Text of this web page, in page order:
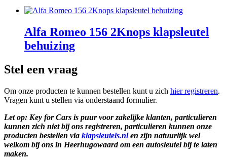
Alfa Romeo 156 2Knops klapsleutel
behuizing
Stel een vraag
Om onze producten te kunnen bestellen kunt u zich hier registreren.
Vragen kunt u stellen via onderstaand formulier.
Let op: Key for Cars is puur voor zakelijke klanten, particulieren
kunnen zich niet bij ons registreren, particulieren kunnen onze
producten bestellen via klapsleutels.nlen zijn natuurlijk wel
welkom bij ons in Heerhugowaard om een autosleutel bij te laten
maken.